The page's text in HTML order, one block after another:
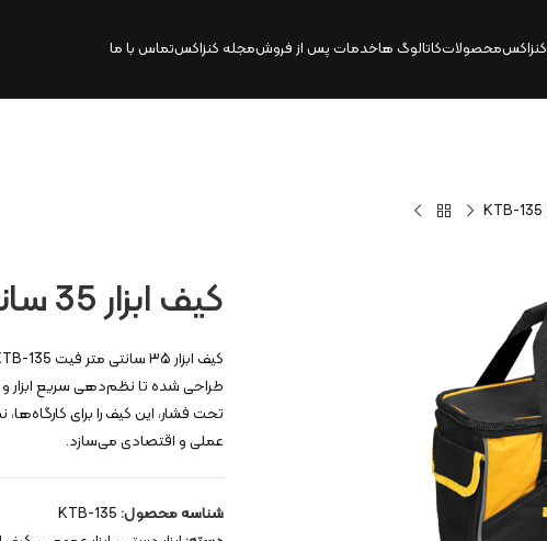
کنزاکسمحصولاتکاتالوگ‌ هاخدمات پس از فروشمجله کنزاکستماس با ما
کیف ابزار 35 سانتی متر فیت | KTB-135
طراحی شده تا نظم‌دهی سریع ابزار
تحت فشار، این کیف را برای
عملی و اقتصادی می‌سازد.
شناسه محصول:KTB-135